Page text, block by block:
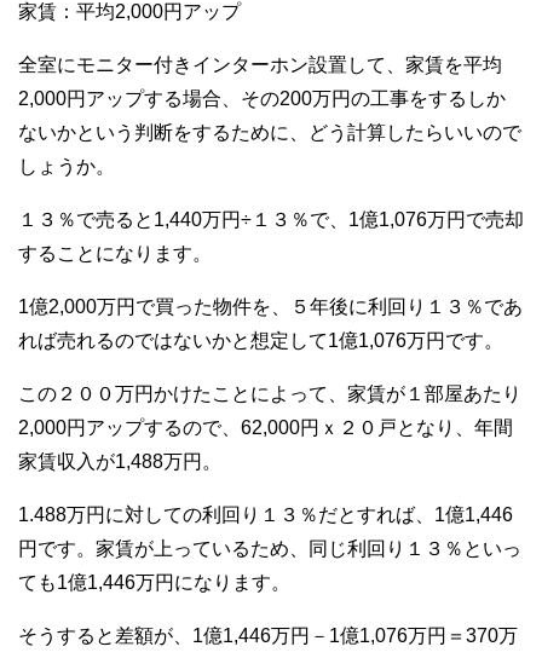
家賃：平均2,000円アップ
全室にモニター付きインターホン設置して、家賃を平均
2,000円アップする場合、その200万円の工事をするしか
ないかという判断をするために、どう計算したらいいので
しょうか。
１３％で売ると1,440万円÷１３％で、1億1,076万円で売却
することになります。
1億2,000万円で買った物件を、５年後に利回り１３％であ
れば売れるのではないかと想定して1億1,076万円です。
この２００万円かけたことによって、家賃が１部屋あたり
2,000円アップするので、62,000円ｘ２０戸となり、年間
家賃収入が1,488万円。
1.488万円に対しての利回り１３％だとすれば、1億1,446
円です。家賃が上っているため、同じ利回り１３％といっ
ても1億1,446万円になります。
そうすると差額が、1億1,446万円－1億1,076万円＝370万